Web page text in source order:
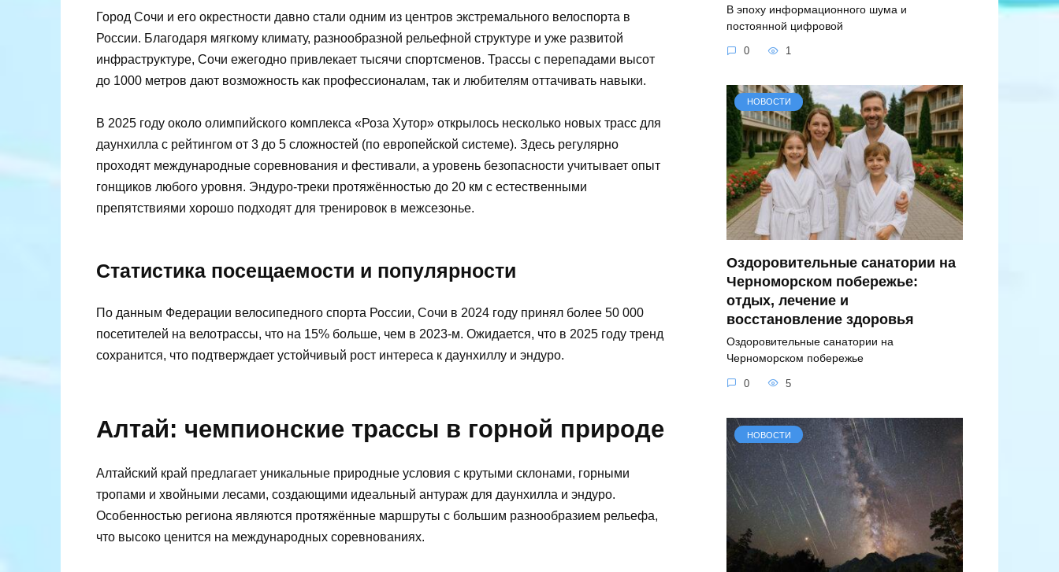
Город Сочи и его окрестности давно стали одним из центров экстремального велоспорта в
России. Благодаря мягкому климату, разнообразной рельефной структуре и уже развитой
инфраструктуре, Сочи ежегодно привлекает тысячи спортсменов. Трассы с перепадами высот
до 1000 метров дают возможность как профессионалам, так и любителям оттачивать навыки.
В 2025 году около олимпийского комплекса «Роза Хутор» открылось несколько новых трасс для
даунхилла с рейтингом от 3 до 5 сложностей (по европейской системе). Здесь регулярно
проходят международные соревнования и фестивали, а уровень безопасности учитывает опыт
гонщиков любого уровня. Эндуро-треки протяжённостью до 20 км с естественными
препятствиями хорошо подходят для тренировок в межсезонье.
Статистика посещаемости и популярности
По данным Федерации велосипедного спорта России, Сочи в 2024 году принял более 50 000
посетителей на велотрассы, что на 15% больше, чем в 2023-м. Ожидается, что в 2025 году тренд
сохранится, что подтверждает устойчивый рост интереса к даунхиллу и эндуро.
Алтай: чемпионские трассы в горной природе
Алтайский край предлагает уникальные природные условия с крутыми склонами, горными
тропами и хвойными лесами, создающими идеальный антураж для даунхилла и эндуро.
Особенностью региона являются протяжённые маршруты с большим разнообразием рельефа,
что высоко ценится на международных соревнованиях.
В эпоху информационного шума и
постоянной цифровой
0 1
НОВОСТИ
Оздоровительные санатории на
Черноморском побережье:
отдых, лечение и
восстановление здоровья
Оздоровительные санатории на
Черноморском побережье
0 5
НОВОСТИ